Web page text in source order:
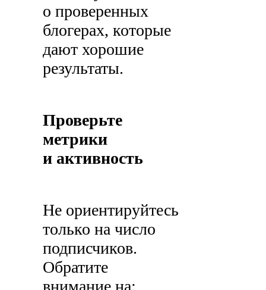
о проверенных
блогерах, которые
дают хорошие
результаты.
Проверьте
метрики
и активность
Не ориентируйтесь
только на число
подписчиков.
Обратите
внимание на: